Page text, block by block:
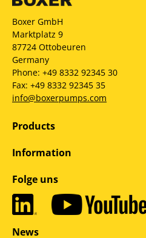
Boxer GmbH
Marktplatz 9
87724 Ottobeuren
Germany
Phone: +49 8332 92345 30
Fax: +49 8332 92345 35
info@boxerpumps.com
Products
Information
Folge uns
News